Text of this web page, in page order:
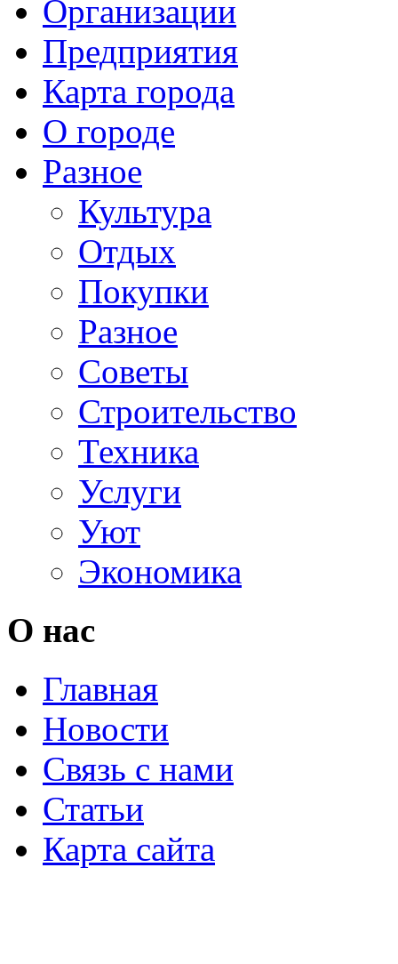
Организации
Предприятия
Карта города
О городе
Разное
Культура
Отдых
Покупки
Разное
Советы
Строительство
Техника
Услуги
Уют
Экономика
О нас
Главная
Новости
Связь с нами
Статьи
Карта сайта